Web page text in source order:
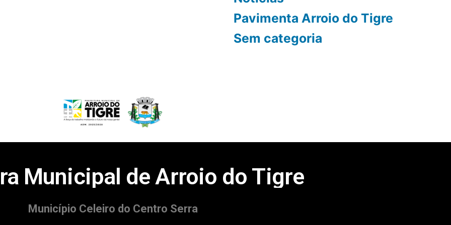
Pavimenta Arroio do Tigre
Sem categoria
Municipal de Arroio do Tigre
Município Celeiro do Centro Serra